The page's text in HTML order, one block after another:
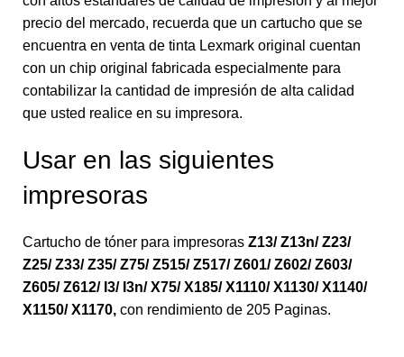
precio del mercado, recuerda que un cartucho que se
encuentra en venta de tinta Lexmark original cuentan
con un chip original fabricada especialmente para
contabilizar la cantidad de impresión de alta calidad
que usted realice en su impresora.
Usar en las siguientes
impresoras
Cartucho de tóner para impresoras Z13/ Z13n/ Z23/
Z25/ Z33/ Z35/ Z75/ Z515/ Z517/ Z601/ Z602/ Z603/
Z605/ Z612/ I3/ I3n/ X75/ X185/ X1110/ X1130/ X1140/
X1150/ X1170, con rendimiento de 205 Paginas.